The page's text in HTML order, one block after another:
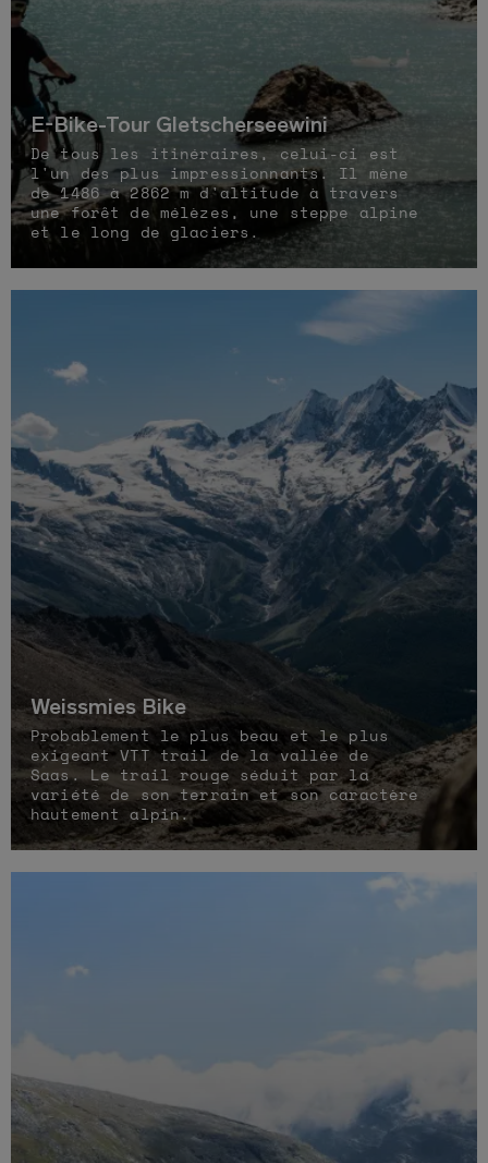
E-Bike-Tour Gletscherseewini
De tous les itinéraires, celui-ci est
l'un des plus impressionnants. Il mène
de 1486 à 2862 m d'altitude à travers
une forêt de mélèzes, une steppe alpine
et le long de glaciers.
Weissmies Bike
Probablement le plus beau et le plus
exigeant VTT trail de la vallée de
Saas. Le trail rouge séduit par la
variété de son terrain et son caractère
hautement alpin.